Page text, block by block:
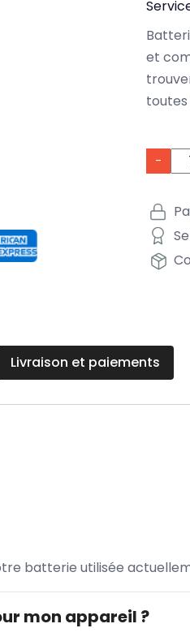
et
-
Livraison et paiements
batterie utilisée
mon appareil ?